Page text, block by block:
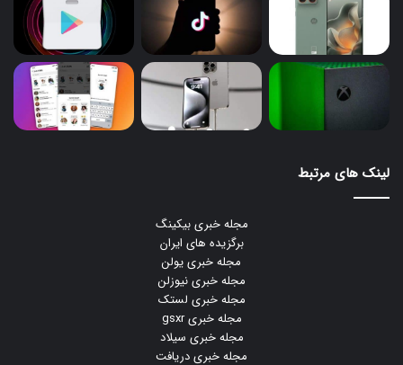
لینک های مرتبط
مجله خبری بیکینگ
برگزیده های ایران
مجله خبری یولن
مجله خبری نیوزلن
مجله خبری لستک
مجله خبری gsxr
مجله خبری سیلاد
مجله خبری دریافت